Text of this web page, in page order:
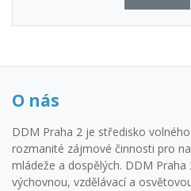
O nás
DDM Praha 2 je středisko
rozmanité zájmové činnosti pro
mládeže a dospělých. DDM
výchovnou, vzdělávací a